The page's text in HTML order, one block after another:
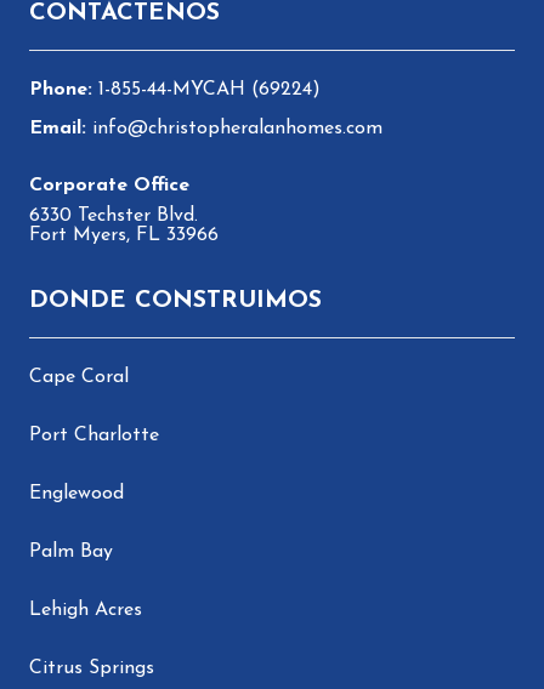
CONTÁCTENOS
1-855-44-MYCAH (69224)
info@christopheralanhomes.com
6330 Techster Blvd.
Fort Myers, FL 33966
DONDE CONSTRUIMOS
Cape Coral
Port Charlotte
Englewood
Palm Bay
Lehigh Acres
Citrus Springs